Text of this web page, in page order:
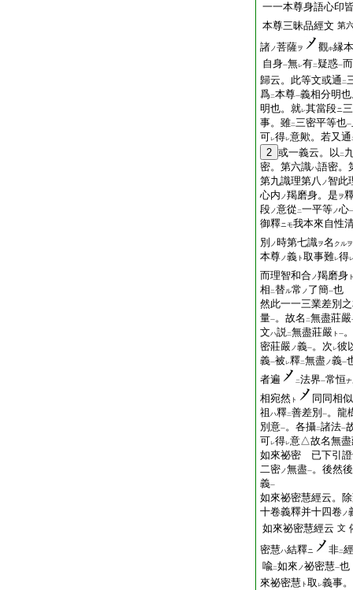
一一本尊身語心印
本尊三昧品經文 第
諸ノ菩薩ヲ 觀中縁
自身一無レ有二 疑惑一
歸云。此等文或通 二
爲二本尊一義相分明
明也。就レ其當段ニ
事。雖二三密平等也一
可レ得レ意歟。若又通
2 或一義云。以 二
密。第六識ハ語密。
第九識理第八 ノ智此
心内 ノ羯磨身。是 ヲ
段ノ意從 二一平等ノ心一
御釋ニモ我本來自性
別 ノ時第七識ヲ名 クルヲ
本尊ノ義 ト 取事難レ得レ
而理智和合ノ羯磨身
相 二替ル常 ノ 了簡一也
然此一一三業差別
量一。故名 二無盡莊嚴
文ハ説二無盡莊嚴 ト 一
密莊嚴 ノ義一。次 レ彼
義一被 レ釋二無盡ノ義一
者遍
二法界一常恒ナ
相宛然 ト
同同相似
祖 ハ釋二善差別 一。龍
別意一。各攝二諸法一
可レ得レ意△故名無盡
如來祕密 已下引證
二密ノ無盡一。後然
義一
如來祕密慧經云。
十卷義釋并十四卷ノ
如來祕密慧經云 文
密慧ハ結釋ニ 非二經
喩二如來 ノ祕密慧一也
來祕密慧 ト 取 レ義事